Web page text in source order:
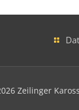
Zeilinger